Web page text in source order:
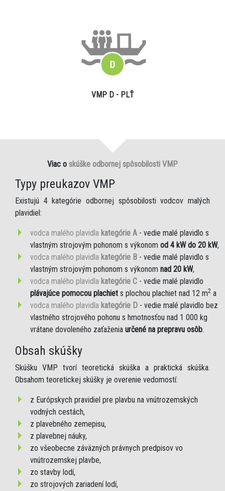
VMP D - PLŤ
Viac o skúške odbornej spôsobilosti VMP
Typy preukazov VMP
Existujú 4 kategórie odbornej spôsobilosti vodcov malých
plavidiel:
vodca malého plavidla kategórie A - vedie malé plavidlo s
vlastným strojovým pohonom s výkonom od 4 kW do 20 kW,
vodca malého plavidla kategórie B - vedie malé plavidlo s
vlastným strojovým pohonom s výkonom nad 20 kW,
vodca malého plavidla kategórie C - vedie malé plavidlo
plávajúce pomocou plachiet s plochou plachiet nad 12 m2 a
vodca malého plavidla kategórie D - vedie malé plavidlo bez
vlastného strojového pohonu s hmotnosťou nad 1 000 kg
vrátane dovoleného zaťaženia určené na prepravu osôb.
Obsah skúšky
Skúšku VMP tvorí teoretická skúška a praktická skúška.
Obsahom teoretickej skúšky je overenie vedomostí:
z Európskych pravidiel pre plavbu na vnútrozemských
vodných cestách,
z plavebného zemepisu,
z plavebnej náuky,
zo všeobecne záväzných právnych predpisov vo
vnútrozemskej plavbe,
zo stavby lodí,
zo strojových zariadení lodí,